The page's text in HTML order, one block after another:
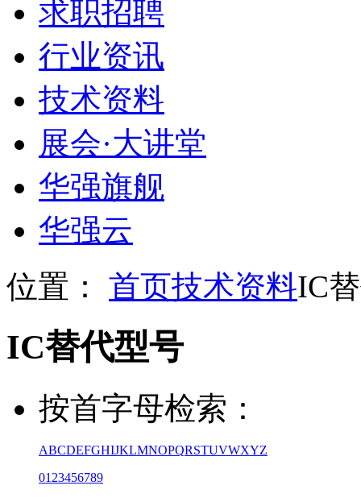
求职招聘
行业资讯
技术资料
展会·大讲堂
华强旗舰
华强云
位置： 首页技术资料IC
IC替代型号
按首字母检索：
ABCDEFGHIJKLMNOPQRSTUVWXYZ
01 23456789